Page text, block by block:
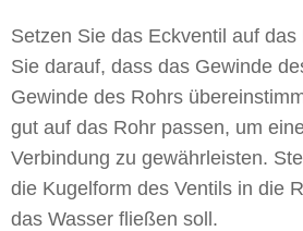
Setzen Sie das Eckventil auf
Sie darauf, dass das Gewinde
Gewinde des Rohrs
gut auf das Rohr passen, um
Verbindung zu gewährleisten.
die Kugelform des Ventils in die
das Wasser fließen soll.